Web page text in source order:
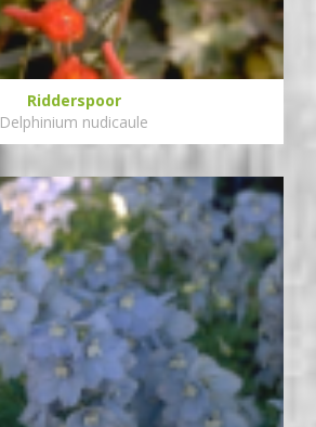
Ridderspoor
Delphinium nudicaule